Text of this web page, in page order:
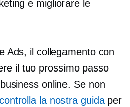
e migliorare le
Ads, il collegamento con
il tuo prossimo passo
online. Se non
la nostra guidaper